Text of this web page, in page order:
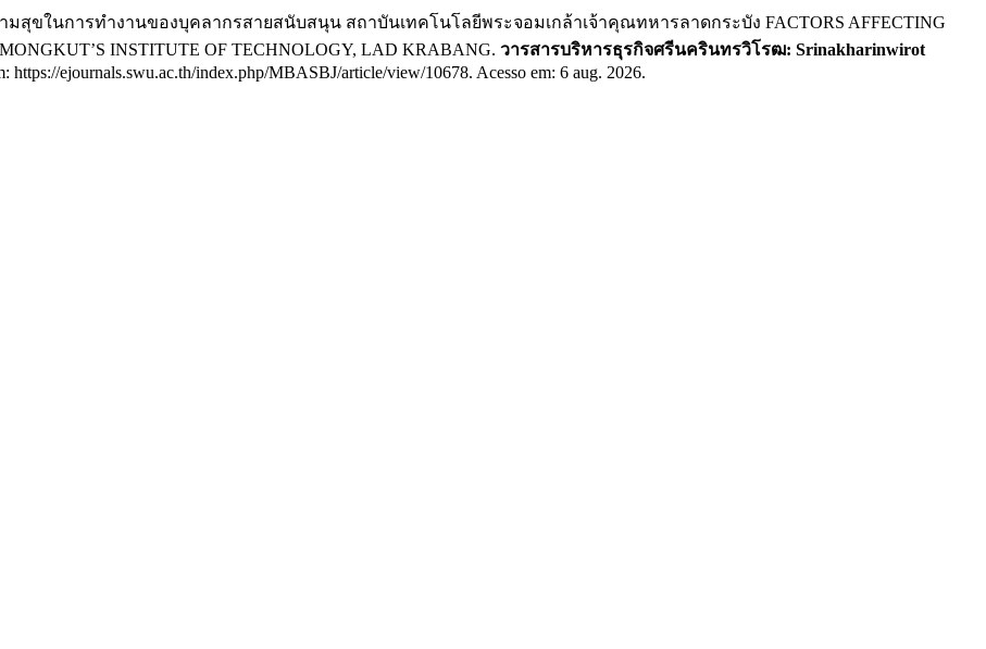
ามสุขในการทำงานของบุคลากรสายสนับสนุน สถาบันเทคโนโลยีพระจอมเกล้าเจ้าคุณทหารลาดกระบัง FACTORS AFFECTING
INSTITUTE OF TECHNOLOGY, LAD KRABANG. วารสารบริหารธุรกิจศรีนครินทรวิโรฒ: Srinakharinwirot
https://ejournals.swu.ac.th/index.php/MBASBJ/article/view/10678. Acesso em: 6 aug. 2026.